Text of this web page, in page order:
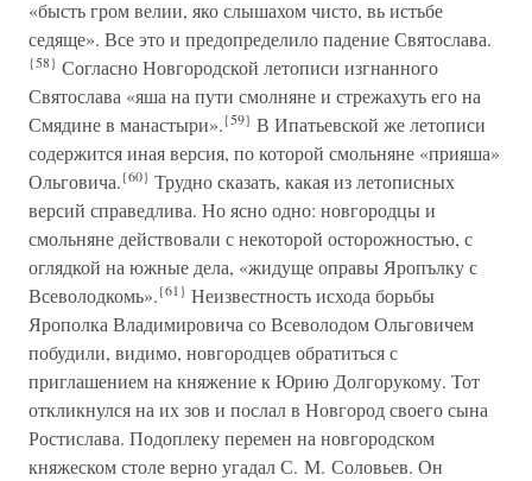
«бысть гром велии, яко слышахом чисто, вь истьбе
седяще». Все это и предопределило падение Святослава.
{58} Согласно Новгородской летописи изгнанного
Святослава «яша на пути смолняне и стрежахуть его на
Смядине в манастыри».{59} В Ипатьевской же летописи
содержится иная версия, по которой смольняне «прияша»
Ольговича.{60} Трудно сказать, какая из летописных
версий справедлива. Но ясно одно: новгородцы и
смольняне действовали с некоторой осторожностью, с
оглядкой на южные дела, «жидуще оправы Яропълку с
Всеволодкомь».{61} Неизвестность исхода борьбы
Ярополка Владимировича со Всеволодом Ольговичем
побудили, видимо, новгородцев обратиться с
приглашением на княжение к Юрию Долгорукому. Тот
откликнулся на их зов и послал в Новгород своего сына
Ростислава. Подоплеку перемен на новгородском
княжеском столе верно угадал С. М. Соловьев. Он